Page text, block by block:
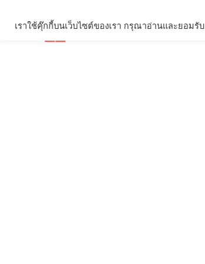
เราใช้คุ๊กกี้บนเว็บไซต์ของเรา กรุณาอ่านและยอมรับ